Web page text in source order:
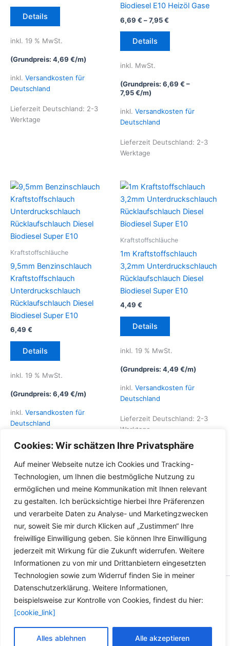
Cookies: Wir schätzen Ihre Privatsphäre
Auf meiner Webseite nutze ich Cookies und Tracking-
Technologien, um Ihnen die bestmögliche Nutzung zu
ermöglichen und meine Kommunikation mit Ihnen relevant
zu gestalten. Ich berücksichtige hierbei Ihre Präferenzen
und verarbeite Daten zu Analyse- und Marketingzwecken
nur, soweit Sie mir durch Klicken auf „Zustimmen“ Ihre
freiwillige Einwilligung geben. Sie können Ihre Einwilligung
jederzeit mit Wirkung für die Zukunft widerrufen. Weitere
Informationen zu von mir und Drittanbietern eingesetzten
Technologien sowie zum Widerruf finden Sie in meiner
Datenschutzerklärung. Weitere Informationen,
beispielsweise zur Kontrolle von Cookies, findest du hier:
[cookie_link]
Alles ablehnen Alle akzeptieren
Details
inkl. 19 % MwSt.
(Grundpreis: 4,69 €/m)
inkl. Versandkosten für
Deutschland
Lieferzeit Deutschland: 2-3
Werktage
Biodiesel E10 Heizöl Gase
6,69 € –7,95€
Details
Dieses
Varianten
Die
auf
gewählt
werden
inkl. MwSt.
(Grundpreis: 6,69 € –
7,95€/m)
inkl. Versandkosten für
Deutschland
Lieferzeit Deutschland: 2-3
Werktage
Kraftstoffschläuche
9,5mm Benzinschlauch
Kraftstoffschlauch
Unterdruckschlauch
Rücklaufschlauch Diesel
Biodiesel Super E10
6,49 €
Details
inkl. 19 % MwSt.
(Grundpreis: 6,49 €/m)
inkl. Versandkosten für
Deutschland
Lieferzeit Deutschland:2-3
Kraftstoffschläuche
1m Kraftstoffschlauch
3,2mm Unterdruckschlauch
Rücklaufschlauch Diesel
Biodiesel Super E10
4,49 €
Details
inkl. 19 % MwSt.
(Grundpreis: 4,49 €/m)
inkl. Versandkosten für
Deutschland
Lieferzeit Deutschland: 2-3
Werktage
Copyright © 2026 Versandhandel für Fahrzeugteile, Ersatzteile
für: SMART BMW VW - Zubehör für Werkstätten.
Vertrag widerrufen